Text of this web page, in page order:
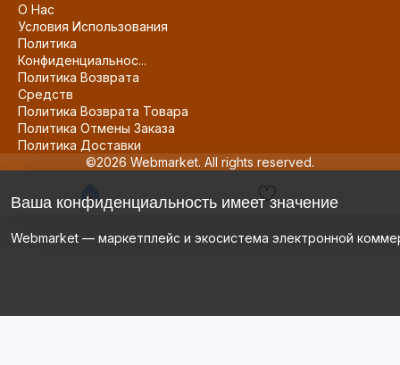
О Нас
Условия Использования
Политика
Конфиденциальнос...
Политика Возврата
Средств
Политика Возврата Товара
Политика Отмены Заказа
Политика Доставки
©2026 Webmarket. All rights reserved.
Ваша конфиденциальность имеет значение
Webmarket — маркетплейс и экосистема электронной